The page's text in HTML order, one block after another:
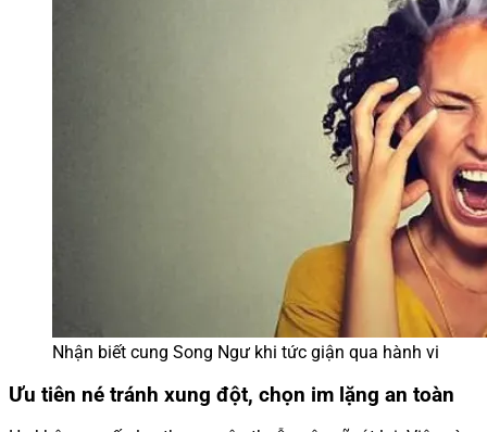
Nhận biết cung Song Ngư khi tức giận qua hành vi
Ưu tiên né tránh xung đột, chọn im lặng an toàn